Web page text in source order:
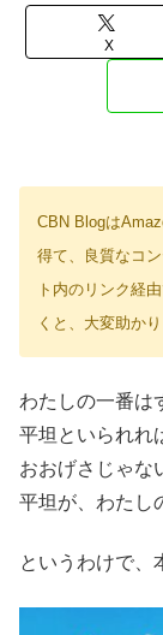
X
CBN Blogは
得て、良質なコ
ト内のリンク経
くと、大変助か
わたしの一番は
平坦といられれ
おおげさじゃ
平坦が、わたし
というわけで、